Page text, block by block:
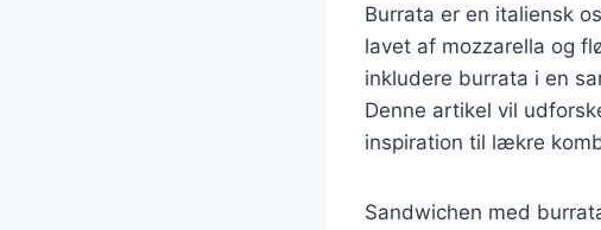
Burrata er en italiensk
lavet af mozzarella og
inkludere burrata i en
Denne artikel vil
inspiration til lækre
Sandwichen med